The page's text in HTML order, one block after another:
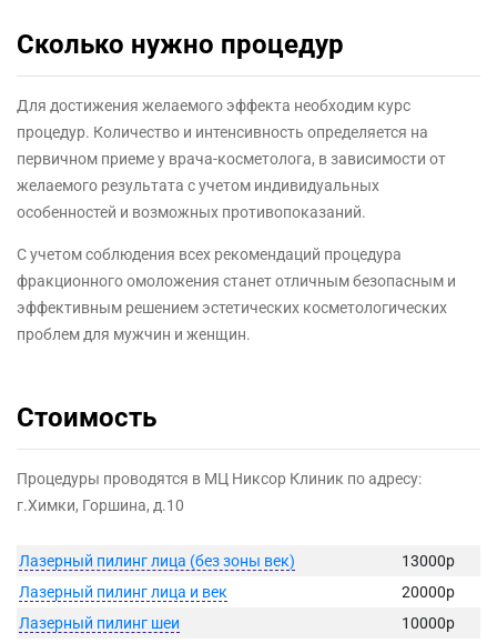
Сколько нужно процедур
Для достижения желаемого эффекта необходим курс
процедур. Количество и интенсивность определяется на
первичном приеме у врача-косметолога, в зависимости от
желаемого результата с учетом индивидуальных
особенностей и возможных противопоказаний.
С учетом соблюдения всех рекомендаций процедура
фракционного омоложения станет отличным безопасным и
эффективным решением эстетических косметологических
проблем для мужчин и женщин.
Стоимость
Процедуры проводятся в МЦ Никсор Клиник по адресу:
г.Химки, Горшина, д.10
Лазерный пилинг лица (без зоны век)
13000р
Лазерный пилинг лица и век
20000р
Лазерный пилинг шеи
10000р